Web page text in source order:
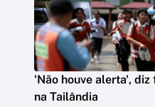
'Não houve alerta',
na Tailândia